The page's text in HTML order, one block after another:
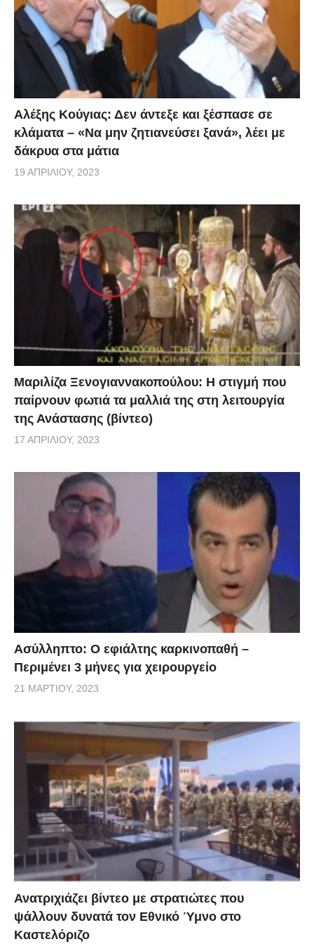
Αλέξης Κούγιας: Δεν άντεξε και ξέσπασε σε
κλάματα – «Να μην ζητιανεύσει ξανά», λέει με
δάκρυα στα μάτια
19 ΑΠΡΙΛΊΟΥ, 2023
Μαριλίζα Ξενογιαννακοπούλου: Η στιγμή που
παίρνουν φωτιά τα μαλλιά της στη λειτουργία
της Ανάστασης (βίντεο)
17 ΑΠΡΙΛΊΟΥ, 2023
Ασύλληπτο: Ο εφιάλτης καρκινοπαθή –
Περιμένει 3 μήνες για χειρουργείο
21 ΜΑΡΤΊΟΥ, 2023
Ανατριχιάζει βίντεο με στρατιώτες που
ψάλλουν δυνατά τον Εθνικό Ύμνο στο
Καστελόριζο